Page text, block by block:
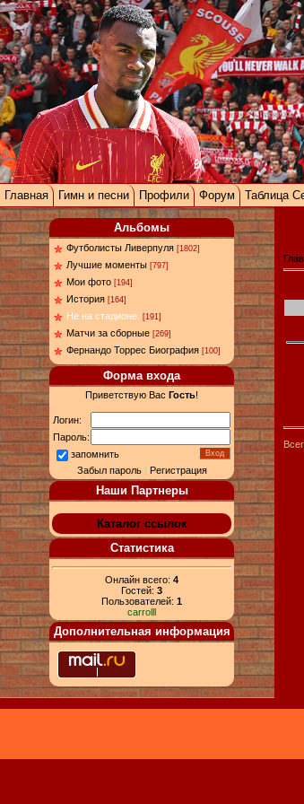
Главная Гимн и песни Профили Форум Таблица
Альбомы
Футболисты Ливерпуля [1802]
Лучшие моменты [797]
Мои фото [194]
История [164]
Не на стадионе. [191]
Матчи за сборные [269]
Фернандо Торрес Биография [100]
Форма входа
Приветствую Вас Гость!
Логин:
Пароль:
запомнить
Забыл пароль| Регистрация
Наши Партнеры
Каталог ссылок
Статистика
Онлайн всего: 4
Гостей: 3
Пользователей: 1
carrolll
Дополнительная информация